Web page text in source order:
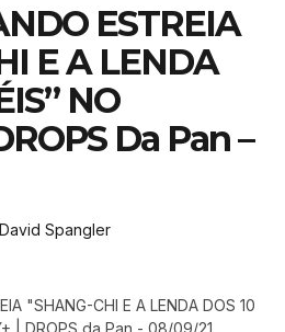
ESTREIA
E A LENDA
NO
Da Pan –
Spangler